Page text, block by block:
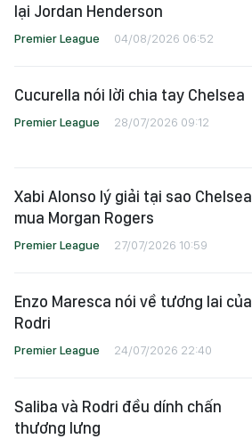
lại Jordan Henderson
Premier League 04/08/2026 06:52
Cucurella nói lời chia tay Chelsea
Premier League 28/07/2026 09:12
Xabi Alonso lý giải tại sao Chelsea
mua Morgan Rogers
Premier League 27/07/2026 10:59
Enzo Maresca nói về tương lai của
Rodri
Premier League 24/07/2026 22:40
Saliba và Rodri đều dính chấn
thương lưng